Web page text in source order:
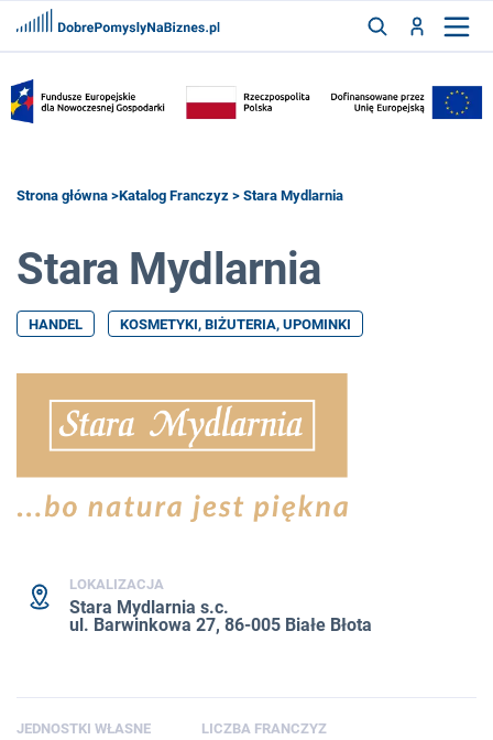
ZALOGUJ
ZAREJESTRUJ
FRANCZYZY
Strona główna >Katalog Franczyz > Stara Mydlarnia
Stara Mydlarnia
HANDEL KOSMETYKI, BIŻUTERIA, UPOMINKI
LOKALIZACJA
Stara Mydlarnia s.c.
ul. Barwinkowa 27, 86-005 Białe Błota
JEDNOSTKI WŁASNE LICZBA FRANCZYZ